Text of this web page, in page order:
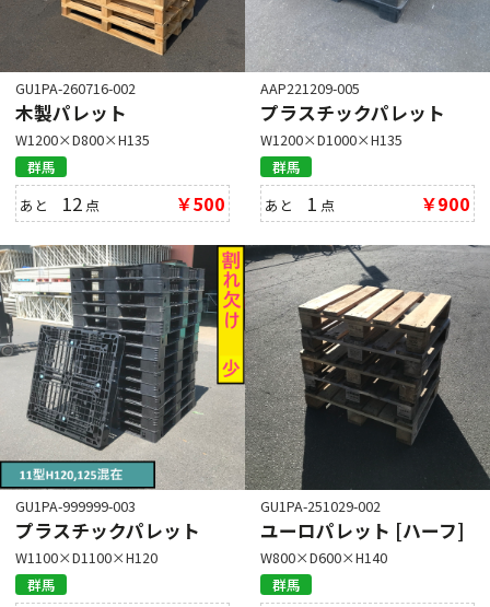
GU1PA-260716-002
木製パレット
W1200×D800×H135
群馬
あと 12 点 ￥500
AAP221209-005
プラスチックパレット
W1200×D1000×H135
群馬
あと 1 点 ￥900
GU1PA-999999-003
プラスチックパレット
W1100×D1100×H120
群馬
GU1PA-251029-002
ユーロパレット [ハーフ]
W800×D600×H140
群馬